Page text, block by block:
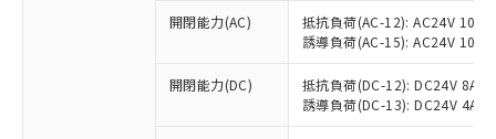
開閉能力(AC)
抵抗負荷(AC-12): AC24V 10A/
誘導負荷(AC-15): AC24V
開閉能力(DC)
抵抗負荷(DC-12): DC24V 8A/
誘導負荷(DC-13): DC24V 4A/
対応済み：EU RoHS指令（10物質）の
非含有に対応した製品が提供可能な商品で
対応予定：EU RoHS指令（10物質）の非含
有に対応した製品に切り替える予定のある